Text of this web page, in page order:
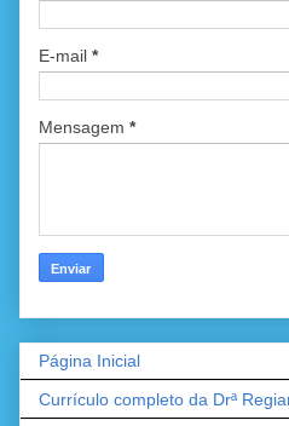
E-mail *
Mensagem *
Página Inicial
Currículo completo da Drª